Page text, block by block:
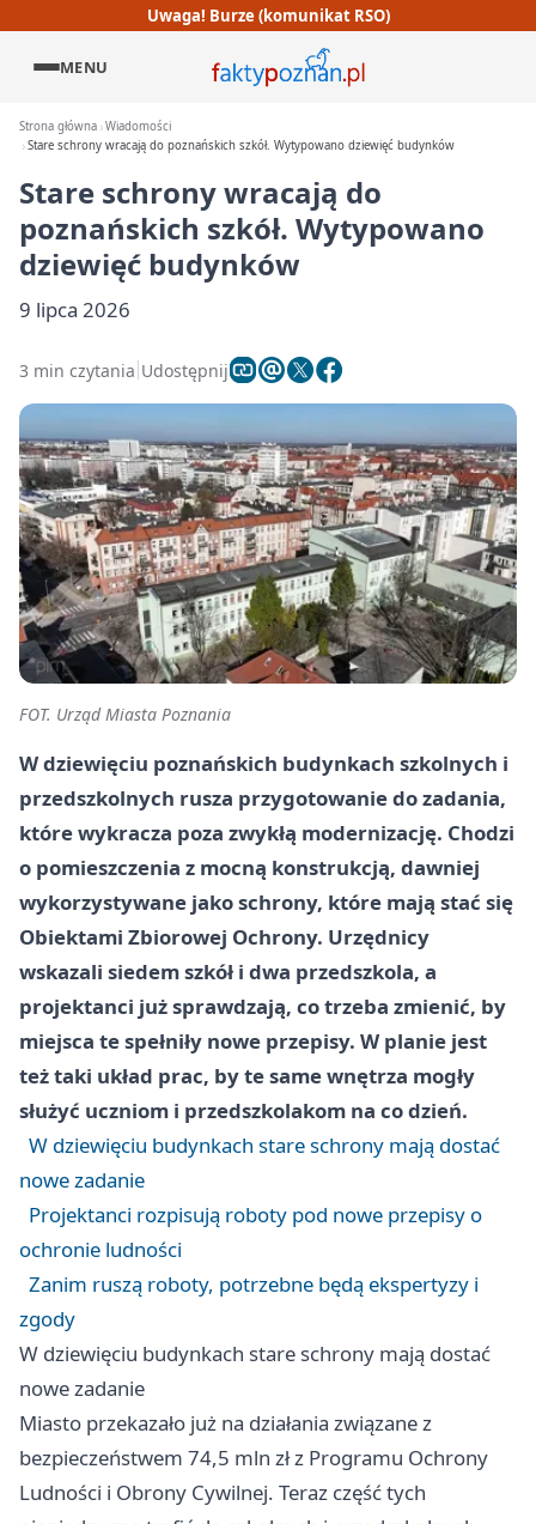
Uwaga! Burze (komunikat RSO)
MENU
Strona główna Wiadomości
Stare schrony wracają do poznańskich szkół. Wytypowano dziewięć budynków
Stare schrony wracają do
poznańskich szkół. Wytypowano
dziewięć budynków
9 lipca 2026
3 min czytania Udostępnij
FOT. Urząd Miasta Poznania
W dziewięciu poznańskich budynkach szkolnych i
przedszkolnych rusza przygotowanie do zadania,
które wykracza poza zwykłą modernizację. Chodzi
o pomieszczenia z mocną konstrukcją, dawniej
wykorzystywane jako schrony, które mają stać się
Obiektami Zbiorowej Ochrony. Urzędnicy
wskazali siedem szkół i dwa przedszkola, a
projektanci już sprawdzają, co trzeba zmienić, by
miejsca te spełniły nowe przepisy. W planie jest
też taki układ prac, by te same wnętrza mogły
służyć uczniom i przedszkolakom na co dzień.
W dziewięciu budynkach stare schrony mają dostać
nowe zadanie
Projektanci rozpisują roboty pod nowe przepisy o
ochronie ludności
Zanim ruszą roboty, potrzebne będą ekspertyzy i
zgody
W dziewięciu budynkach stare schrony mają dostać
nowe zadanie
Miasto przekazało już na działania związane z
bezpieczeństwem 74,5 mln zł z Programu Ochrony
Ludności i Obrony Cywilnej. Teraz część tych